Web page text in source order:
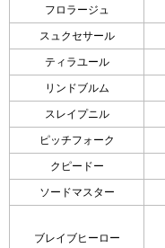
フロラージュ
スュクセサール
ティラユール
リンドブルム
スレイプニル
ピッチフォーク
クピードー
ソードマスター
ブレイブヒーロー